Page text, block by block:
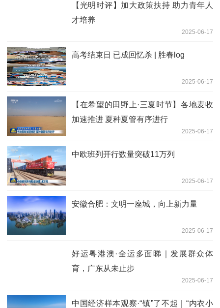
【光明时评】加大政策扶持 助力青年人
才培养
2025-06-17
高考结束日 已成回忆杀 | 胜春log
2025-06-17
【在希望的田野上·三夏时节】各地麦收
加速推进 夏种夏管有序进行
2025-06-17
中欧班列开行数量突破11万列
2025-06-17
安徽合肥：文明一座城，向上新力量
2025-06-17
好运粤港澳·全运多面睇｜发展群众体
育，广东从未止步
2025-06-17
中国经济样本观察·“镇”了不起｜“内衣小